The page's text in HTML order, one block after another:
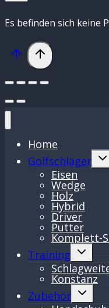
Es befinden sich keine
Home
Golfschläger
Eisen
Wedge
Holz
Hybrid
Driver
Putter
Komplett-
Training
Untermenü
Konstanz
Zubehör
Untermenü